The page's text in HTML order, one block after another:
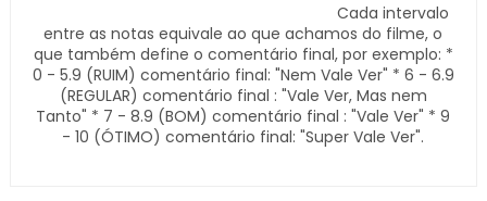
Cada intervalo
entre as notas equivale ao que achamos do filme, o
que também define o comentário final, por exemplo: *
0 - 5.9 (RUIM) comentário final: "Nem Vale Ver" * 6 - 6.9
(REGULAR) comentário final : "Vale Ver, Mas nem
Tanto" * 7 - 8.9 (BOM) comentário final : "Vale Ver" * 9
- 10 (ÓTIMO) comentário final: "Super Vale Ver".